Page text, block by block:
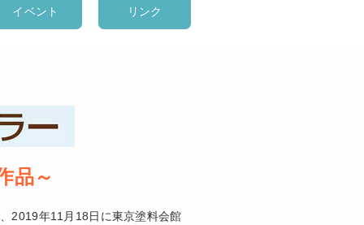
イベント リンク
品～
2019年11月18日に東京塗料会館